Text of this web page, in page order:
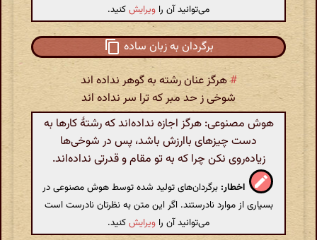
می‌توانید آن را ویرایشکنید.
برگردان به زبان ساده
#هرگز عنان رشته به گوهر نداده اند
شوخی ز حد مبر که ترا سر نداده اند
هوش مصنوعی: هرگز اجازه نداده‌اند که رشتهٔ کارها به
دست چیزهای باارزش باشد، پس در شوخی‌ها
زیاده‌روی نکن چرا که به تو مقام و قدرتی نداده‌اند.
اخطار: برگردان‌های تولید شده توسط هوش مصنوعی در
بسیاری از موارد نادرستند. اگر این متن به نظرتان نادرست است
می‌توانید آن را ویرایشکنید.